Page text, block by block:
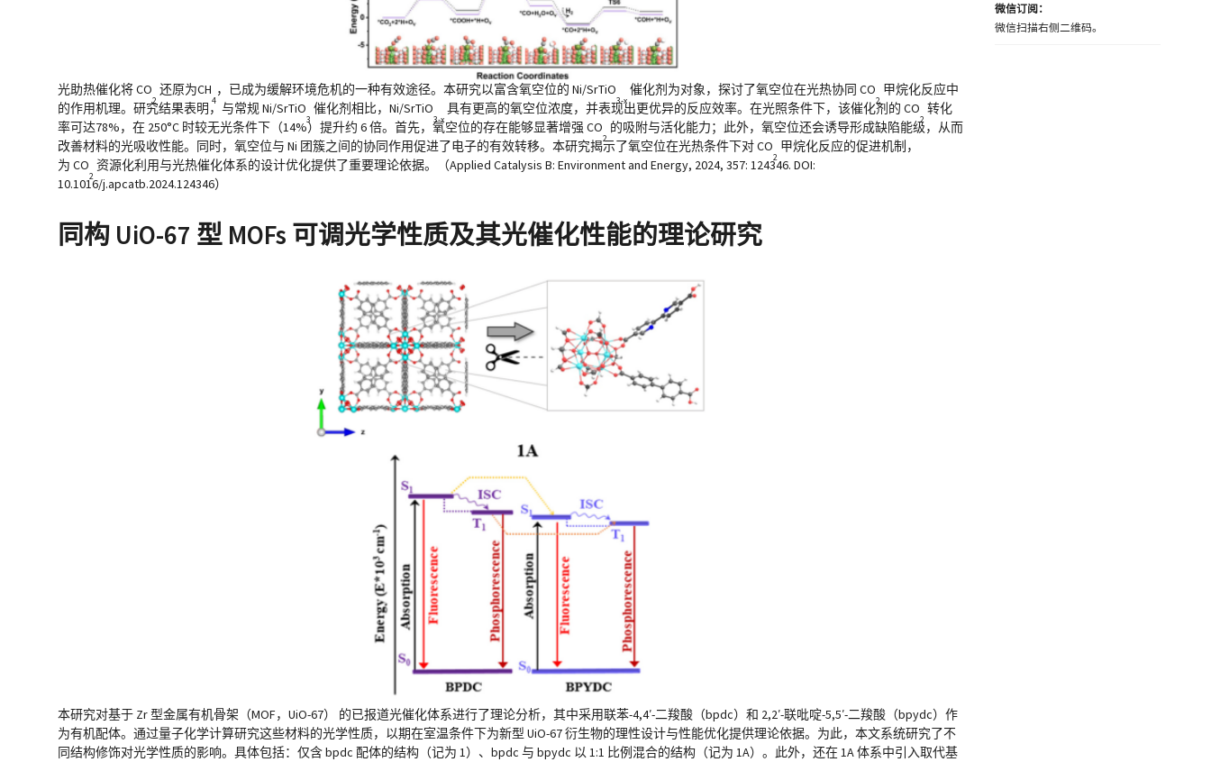
光助热催化将 CO
2
还原为CH
4
，已成为缓解环境危机的一种有效途径。本研究以富含氧空位的 Ni/SrTiO
3-x
催化剂为对象，探讨了氧空位在光热协同 CO
2
甲烷化反应中
的作用机理。研究结果表明，与常规 Ni/SrTiO
3
催化剂相比，Ni/SrTiO
3-x
具有更高的氧空位浓度，并表现出更优异的反应效率。在光照条件下，该催化剂的 CO
2
转化
率可达78%，在 250°C 时较无光条件下（14%）提升约 6 倍。首先，氧空位的存在能够显著增强 CO
2
的吸附与活化能力；此外，氧空位还会诱导形成缺陷能级，从而
改善材料的光吸收性能。同时，氧空位与 Ni 团簇之间的协同作用促进了电子的有效转移。本研究揭示了氧空位在光热条件下对 CO
2
甲烷化反应的促进机制，
为 CO
2
资源化利用与光热催化体系的设计优化提供了重要理论依据。（Applied Catalysis B: Environment and Energy, 2024, 357: 124346. DOI:
10.1016/j.apcatb.2024.124346）
同构 UiO-67 型 MOFs 可调光学性质及其光催化性能的理论研究
本研究对基于 Zr 型金属有机骨架（MOF，UiO-67） 的已报道光催化体系进行了理论分析，其中采用联苯-4,4′-二羧酸（bpdc）和 2,2′-联吡啶-5,5′-二羧酸（bpydc）作
为有机配体。通过量子化学计算研究这些材料的光学性质，以期在室温条件下为新型 UiO-67 衍生物的理性设计与性能优化提供理论依据。为此，本文系统研究了不
同结构修饰对光学性质的影响。具体包括：仅含 bpdc 配体的结构（记为 1）、bpdc 与 bpydc 以 1:1 比例混合的结构（记为 1A）。此外，还在 1A 体系中引入取代基
微信订阅：
微信扫描右侧二维码。